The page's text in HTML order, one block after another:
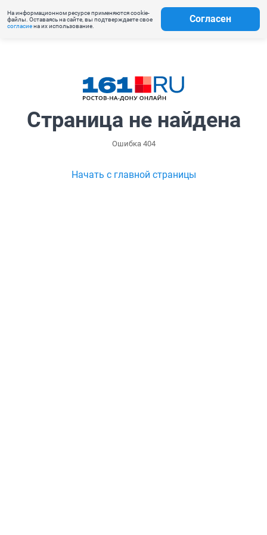
На информационном ресурсе применяются cookie-
файлы. Оставаясь на сайте, вы подтверждаете свое
согласиена их использование.
Согласен
Страница не найдена
Ошибка 404
Начать с главной страницы